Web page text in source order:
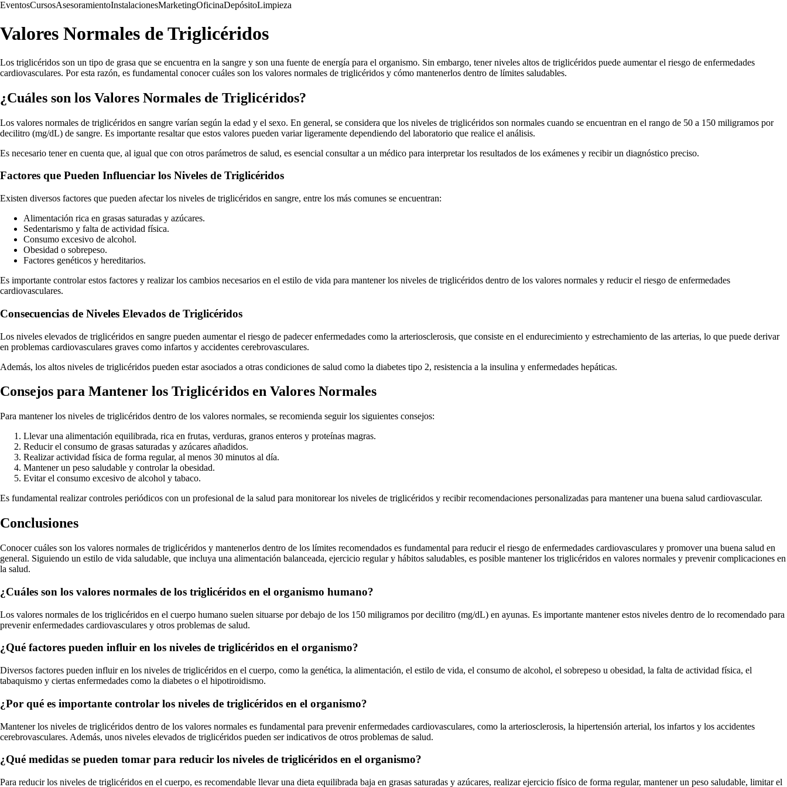
EventosCursosAsesoramientoInstalacionesMarketingOficinaDepósitoLimpieza
Valores Normales de Triglicéridos
Los triglicéridos son un tipo de grasa que se encuentra en la sangre y son una fuente de energía para el organismo. Sin embargo, tener niveles altos de triglicéridos puede aumentar el riesgo de enfermedades
cardiovasculares. Por esta razón, es fundamental conocer cuáles son los valores normales de triglicéridos y cómo mantenerlos dentro de límites saludables.
¿Cuáles son los Valores Normales de Triglicéridos?
Los valores normales de triglicéridos en sangre varían según la edad y el sexo. En general, se considera que los niveles de triglicéridos son normales cuando se encuentran en el rango de 50 a 150 miligramos por
decilitro (mg/dL) de sangre. Es importante resaltar que estos valores pueden variar ligeramente dependiendo del laboratorio que realice el análisis.
Es necesario tener en cuenta que, al igual que con otros parámetros de salud, es esencial consultar a un médico para interpretar los resultados de los exámenes y recibir un diagnóstico preciso.
Factores que Pueden Influenciar los Niveles de Triglicéridos
Existen diversos factores que pueden afectar los niveles de triglicéridos en sangre, entre los más comunes se encuentran:
Alimentación rica en grasas saturadas y azúcares.
Sedentarismo y falta de actividad física.
Consumo excesivo de alcohol.
Obesidad o sobrepeso.
Factores genéticos y hereditarios.
Es importante controlar estos factores y realizar los cambios necesarios en el estilo de vida para mantener los niveles de triglicéridos dentro de los valores normales y reducir el riesgo de enfermedades
cardiovasculares.
Consecuencias de Niveles Elevados de Triglicéridos
Los niveles elevados de triglicéridos en sangre pueden aumentar el riesgo de padecer enfermedades como la arteriosclerosis, que consiste en el endurecimiento y estrechamiento de las arterias, lo que puede derivar
en problemas cardiovasculares graves como infartos y accidentes cerebrovasculares.
Además, los altos niveles de triglicéridos pueden estar asociados a otras condiciones de salud como la diabetes tipo 2, resistencia a la insulina y enfermedades hepáticas.
Consejos para Mantener los Triglicéridos en Valores Normales
Para mantener los niveles de triglicéridos dentro de los valores normales, se recomienda seguir los siguientes consejos:
Llevar una alimentación equilibrada, rica en frutas, verduras, granos enteros y proteínas magras.
Reducir el consumo de grasas saturadas y azúcares añadidos.
Realizar actividad física de forma regular, al menos 30 minutos al día.
Mantener un peso saludable y controlar la obesidad.
Evitar el consumo excesivo de alcohol y tabaco.
Es fundamental realizar controles periódicos con un profesional de la salud para monitorear los niveles de triglicéridos y recibir recomendaciones personalizadas para mantener una buena salud cardiovascular.
Conclusiones
Conocer cuáles son los valores normales de triglicéridos y mantenerlos dentro de los límites recomendados es fundamental para reducir el riesgo de enfermedades cardiovasculares y promover una buena salud en
general. Siguiendo un estilo de vida saludable, que incluya una alimentación balanceada, ejercicio regular y hábitos saludables, es posible mantener los triglicéridos en valores normales y prevenir complicaciones en
la salud.
¿Cuáles son los valores normales de los triglicéridos en el organismo humano?
Los valores normales de los triglicéridos en el cuerpo humano suelen situarse por debajo de los 150 miligramos por decilitro (mg/dL) en ayunas. Es importante mantener estos niveles dentro de lo recomendado para
prevenir enfermedades cardiovasculares y otros problemas de salud.
¿Qué factores pueden influir en los niveles de triglicéridos en el organismo?
Diversos factores pueden influir en los niveles de triglicéridos en el cuerpo, como la genética, la alimentación, el estilo de vida, el consumo de alcohol, el sobrepeso u obesidad, la falta de actividad física, el
tabaquismo y ciertas enfermedades como la diabetes o el hipotiroidismo.
¿Por qué es importante controlar los niveles de triglicéridos en el organismo?
Mantener los niveles de triglicéridos dentro de los valores normales es fundamental para prevenir enfermedades cardiovasculares, como la arteriosclerosis, la hipertensión arterial, los infartos y los accidentes
cerebrovasculares. Además, unos niveles elevados de triglicéridos pueden ser indicativos de otros problemas de salud.
¿Qué medidas se pueden tomar para reducir los niveles de triglicéridos en el organismo?
Para reducir los niveles de triglicéridos en el cuerpo, es recomendable llevar una dieta equilibrada baja en grasas saturadas y azúcares, realizar ejercicio físico de forma regular, mantener un peso saludable, limitar el